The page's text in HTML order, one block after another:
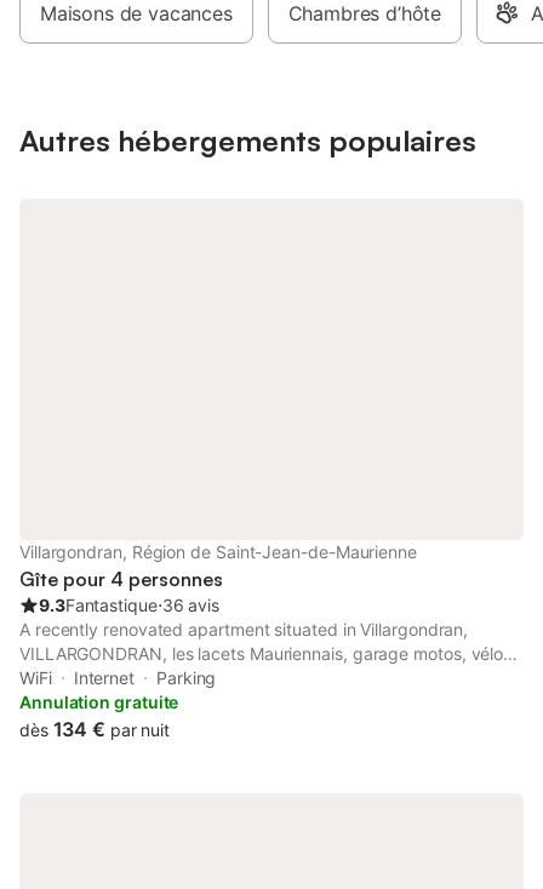
Maisons de vacances Chambres d’hôte
Autres hébergements populaires
Villargondran, Région de Saint-Jean-de-Maurienne
Gîte pour 4 personnes
9.3Fantastique⋅36 avis
A recently renovated apartment situated in Villargondran,
VILLARGONDRAN, les lacets Mauriennais, garage motos, vélos
features a garden. Both free WiFi and parking on-site are
accessible at the apartment free of charge.
WiFi Internet
Parking
Annulation gratuite
dès 134 € par nuit